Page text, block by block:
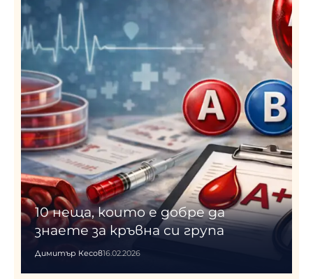
10 неща, които е добре да
знаете за кръвна си група
Димитър Кесов16.02.2026